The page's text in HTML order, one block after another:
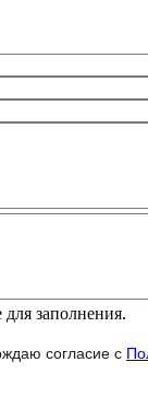
заполнения.
согласие с